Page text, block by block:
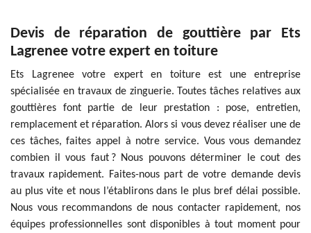
Devis de réparation de gouttière par Ets
Lagrenee votre expert en toiture
Ets Lagrenee votre expert en toiture est une entreprise
spécialisée en travaux de zinguerie. Toutes tâches relatives aux
gouttières font partie de leur prestation : pose, entretien,
remplacement et réparation. Alors si vous devez réaliser une de
ces tâches, faites appel à notre service. Vous vous demandez
combien il vous faut ? Nous pouvons déterminer le cout des
travaux rapidement. Faites-nous part de votre demande devis
au plus vite et nous l’établirons dans le plus bref délai possible.
Nous vous recommandons de nous contacter rapidement, nos
équipes professionnelles sont disponibles à tout moment pour